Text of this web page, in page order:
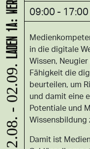
09:00 -
in die digitale
Wissen,
Fähigkeit die
beurteilen, um
und damit eine
Potentiale und
Wissensbildung
Damit ist
12.08. - 02.09.